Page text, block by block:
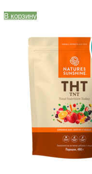
В корзину